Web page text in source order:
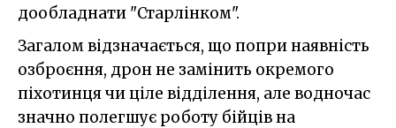
дообладнати "Старлінком".
Загалом відзначається, що попри наявність
озброєння, дрон не замінить окремого
піхотинця чи ціле відділення, але водночас
значно полегшує роботу бійців на